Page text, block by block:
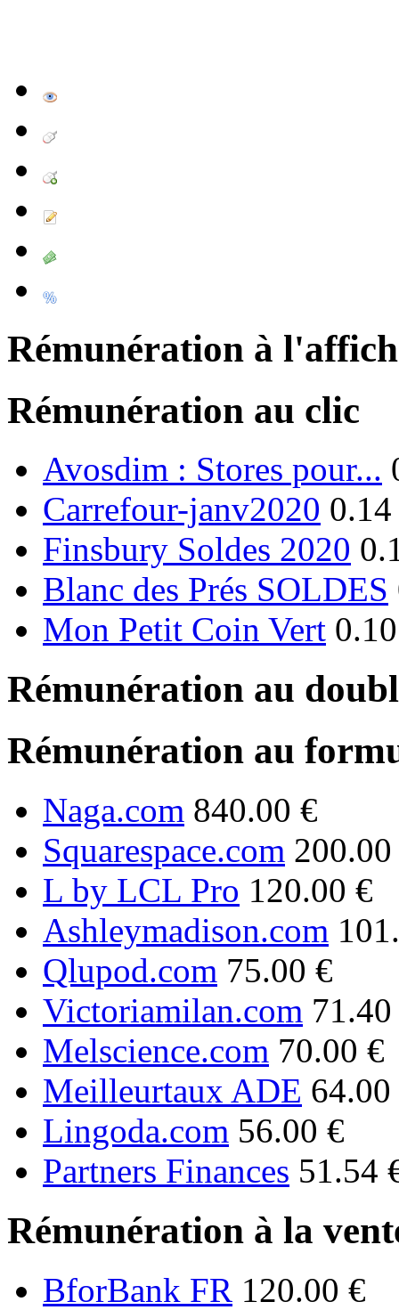
Rémunération à
Rémunération au clic
Avosdim : Stores pour...
Carrefour-janv2020
Finsbury Soldes 2020
Blanc des Prés SOLDES
Mon Petit Coin Vert
Rémunération au
Rémunération au
Naga.com 840.00 €
Squarespace.com
L by LCL Pro 120.00 €
Ashleymadison.com
Qlupod.com 75.00 €
Victoriamilan.com
Melscience.com 70.00 €
Meilleurtaux ADE 64.00
Lingoda.com 56.00 €
Partners Finances 51.54
Rémunération à la
BforBank FR 120.00 €